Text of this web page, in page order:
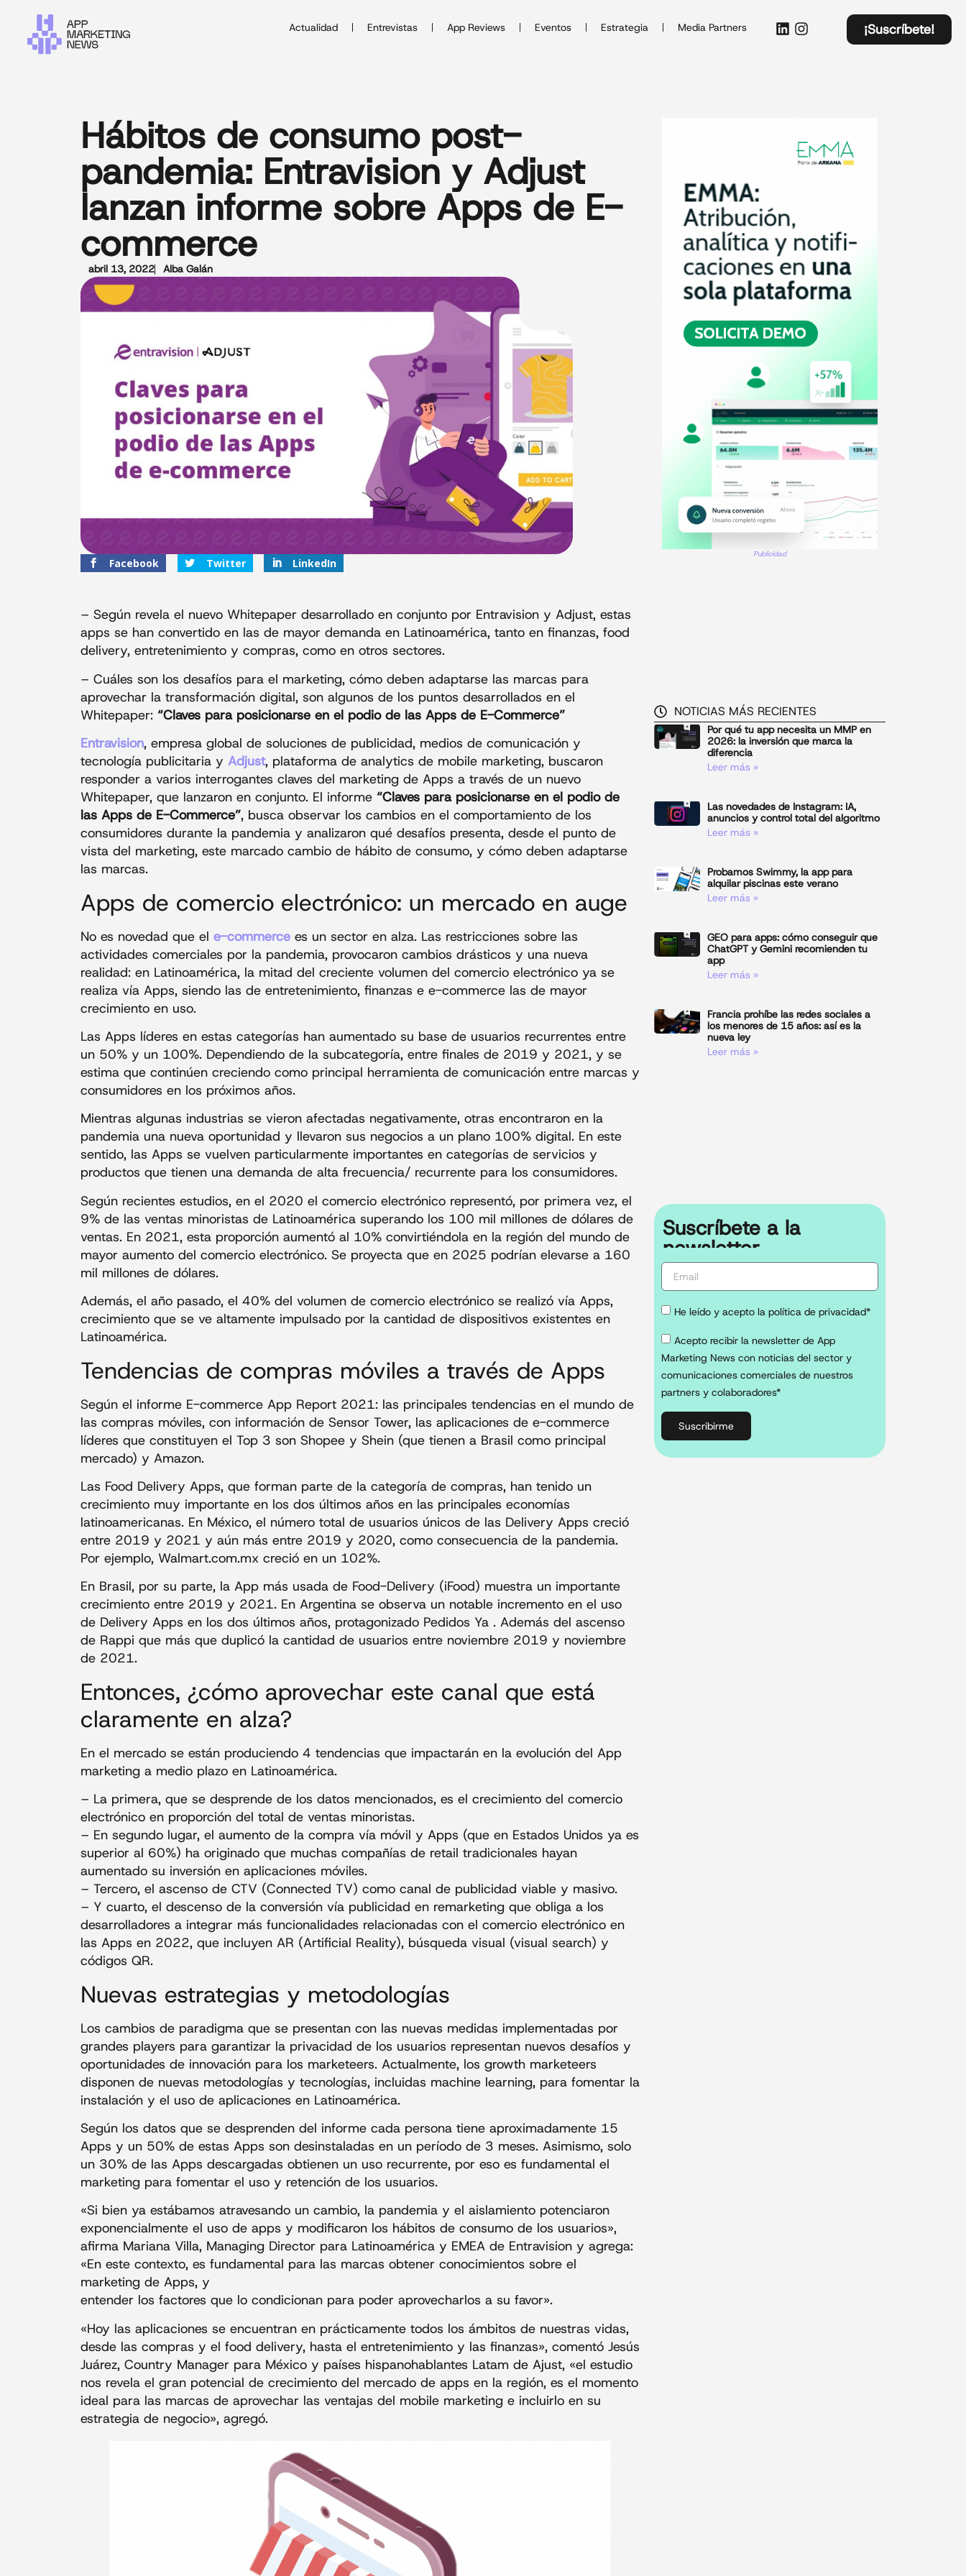
Actualidad Entrevistas App Reviews Eventos Estrategia Media Partners ¡Suscríbete!
Hábitos de consumo post-
pandemia: Entravision y Adjust
lanzan informe sobre Apps de E-
commerce
abril 13, 2022 Alba Galán
Facebook Twitter LinkedIn
– Según revela el nuevo Whitepaper desarrollado en conjunto por Entravision y Adjust, estas
apps se han convertido en las de mayor demanda en Latinoamérica, tanto en finanzas, food
delivery, entretenimiento y compras, como en otros sectores.
– Cuáles son los desafíos para el marketing, cómo deben adaptarse las marcas para
aprovechar la transformación digital, son algunos de los puntos desarrollados en el
Whitepaper: “Claves para posicionarse en el podio de las Apps de E-Commerce”
Entravision, empresa global de soluciones de publicidad, medios de comunicación y
tecnología publicitaria y Adjust, plataforma de analytics de mobile marketing, buscaron
responder a varios interrogantes claves del marketing de Apps a través de un nuevo
Whitepaper, que lanzaron en conjunto. El informe “Claves para posicionarse en el podio de
las Apps de E-Commerce”, busca observar los cambios en el comportamiento de los
consumidores durante la pandemia y analizaron qué desafíos presenta, desde el punto de
vista del marketing, este marcado cambio de hábito de consumo, y cómo deben adaptarse
las marcas.
Apps de comercio electrónico: un mercado en auge
No es novedad que el e-commerce es un sector en alza. Las restricciones sobre las
actividades comerciales por la pandemia, provocaron cambios drásticos y una nueva
realidad: en Latinoamérica, la mitad del creciente volumen del comercio electrónico ya se
realiza vía Apps, siendo las de entretenimiento, finanzas e e-commerce las de mayor
crecimiento en uso.
Las Apps líderes en estas categorías han aumentado su base de usuarios recurrentes entre
un 50% y un 100%. Dependiendo de la subcategoría, entre finales de 2019 y 2021, y se
estima que continúen creciendo como principal herramienta de comunicación entre marcas y
consumidores en los próximos años.
Mientras algunas industrias se vieron afectadas negativamente, otras encontraron en la
pandemia una nueva oportunidad y llevaron sus negocios a un plano 100% digital. En este
sentido, las Apps se vuelven particularmente importantes en categorías de servicios y
productos que tienen una demanda de alta frecuencia/ recurrente para los consumidores.
Según recientes estudios, en el 2020 el comercio electrónico representó, por primera vez, el
9% de las ventas minoristas de Latinoamérica superando los 100 mil millones de dólares de
ventas. En 2021, esta proporción aumentó al 10% convirtiéndola en la región del mundo de
mayor aumento del comercio electrónico. Se proyecta que en 2025 podrían elevarse a 160
mil millones de dólares.
Además, el año pasado, el 40% del volumen de comercio electrónico se realizó vía Apps,
crecimiento que se ve altamente impulsado por la cantidad de dispositivos existentes en
Latinoamérica.
Tendencias de compras móviles a través de Apps
Según el informe E-commerce App Report 2021: las principales tendencias en el mundo de
las compras móviles, con información de Sensor Tower, las aplicaciones de e-commerce
líderes que constituyen el Top 3 son Shopee y Shein (que tienen a Brasil como principal
mercado) y Amazon.
Las Food Delivery Apps, que forman parte de la categoría de compras, han tenido un
crecimiento muy importante en los dos últimos años en las principales economías
latinoamericanas. En México, el número total de usuarios únicos de las Delivery Apps creció
entre 2019 y 2021 y aún más entre 2019 y 2020, como consecuencia de la pandemia.
Por ejemplo, Walmart.com.mx creció en un 102%.
En Brasil, por su parte, la App más usada de Food-Delivery (iFood) muestra un importante
crecimiento entre 2019 y 2021. En Argentina se observa un notable incremento en el uso
de Delivery Apps en los dos últimos años, protagonizado Pedidos Ya . Además del ascenso
de Rappi que más que duplicó la cantidad de usuarios entre noviembre 2019 y noviembre
de 2021.
Entonces, ¿cómo aprovechar este canal que está
claramente en alza?
En el mercado se están produciendo 4 tendencias que impactarán en la evolución del App
marketing a medio plazo en Latinoamérica.
– La primera, que se desprende de los datos mencionados, es el crecimiento del comercio
electrónico en proporción del total de ventas minoristas.
– En segundo lugar, el aumento de la compra vía móvil y Apps (que en Estados Unidos ya es
superior al 60%) ha originado que muchas compañías de retail tradicionales hayan
aumentado su inversión en aplicaciones móviles.
– Tercero, el ascenso de CTV (Connected TV) como canal de publicidad viable y masivo.
– Y cuarto, el descenso de la conversión vía publicidad en remarketing que obliga a los
desarrolladores a integrar más funcionalidades relacionadas con el comercio electrónico en
las Apps en 2022, que incluyen AR (Artificial Reality), búsqueda visual (visual search) y
códigos QR.
Nuevas estrategias y metodologías
Los cambios de paradigma que se presentan con las nuevas medidas implementadas por
grandes players para garantizar la privacidad de los usuarios representan nuevos desafíos y
oportunidades de innovación para los marketeers. Actualmente, los growth marketeers
disponen de nuevas metodologías y tecnologías, incluidas machine learning, para fomentar la
instalación y el uso de aplicaciones en Latinoamérica.
Según los datos que se desprenden del informe cada persona tiene aproximadamente 15
Apps y un 50% de estas Apps son desinstaladas en un período de 3 meses. Asimismo, solo
un 30% de las Apps descargadas obtienen un uso recurrente, por eso es fundamental el
marketing para fomentar el uso y retención de los usuarios.
«Si bien ya estábamos atravesando un cambio, la pandemia y el aislamiento potenciaron
exponencialmente el uso de apps y modificaron los hábitos de consumo de los usuarios»,
afirma Mariana Villa, Managing Director para Latinoamérica y EMEA de Entravision y agrega:
«En este contexto, es fundamental para las marcas obtener conocimientos sobre el
marketing de Apps, y
entender los factores que lo condicionan para poder aprovecharlos a su favor».
«Hoy las aplicaciones se encuentran en prácticamente todos los ámbitos de nuestras vidas,
desde las compras y el food delivery, hasta el entretenimiento y las finanzas», comentó Jesús
Juárez, Country Manager para México y países hispanohablantes Latam de Ajust, «el estudio
nos revela el gran potencial de crecimiento del mercado de apps en la región, es el momento
ideal para las marcas de aprovechar las ventajas del mobile marketing e incluirlo en su
estrategia de negocio», agregó.
Publicidad
NOTICIAS MÁS RECIENTES
Por qué tu app necesita un MMP en
2026: la inversión que marca la
diferencia
Leer más »
Las novedades de Instagram: IA,
anuncios y control total del algoritmo
Leer más »
Probamos Swimmy, la app para
alquilar piscinas este verano
Leer más »
GEO para apps: cómo conseguir que
ChatGPT y Gemini recomienden tu
app
Leer más »
Francia prohíbe las redes sociales a
los menores de 15 años: así es la
nueva ley
Leer más »
Suscríbete a la
newsletter
He leído y acepto la política de privacidad*
Acepto recibir la newsletter de App
Marketing News con noticias del sector y
comunicaciones comerciales de nuestros
partners y colaboradores*
Suscribirme